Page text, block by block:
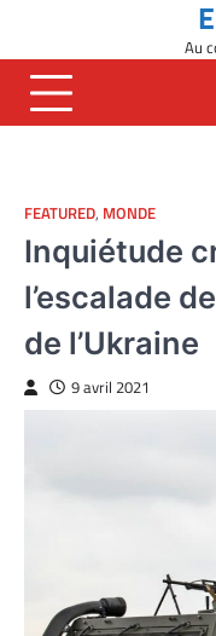
content
Au
FEATURED, MONDE
Inquiétude
l’escalade
de l’Ukraine
9 avril 2021